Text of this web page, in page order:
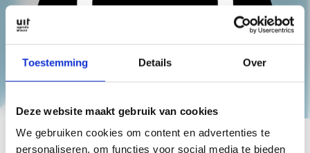
Toestemming Details Over
Deze website maakt gebruik van cookies
We gebruiken cookies om content en advertenties te
personaliseren, om functies voor social media te bieden